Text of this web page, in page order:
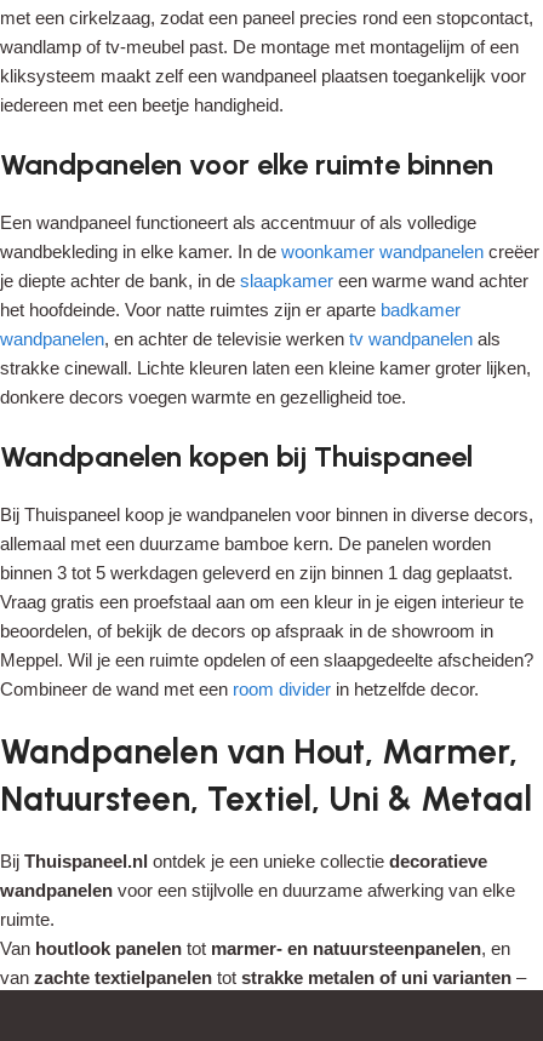
met een cirkelzaag, zodat een paneel precies rond een stopcontact,
wandlamp of tv-meubel past. De montage met montagelijm of een
kliksysteem maakt zelf een wandpaneel plaatsen toegankelijk voor
iedereen met een beetje handigheid.
Wandpanelen voor elke ruimte binnen
Een wandpaneel functioneert als accentmuur of als volledige
wandbekleding in elke kamer. In de woonkamer wandpanelen creëer
je diepte achter de bank, in de slaapkamer een warme wand achter
het hoofdeinde. Voor natte ruimtes zijn er aparte badkamer
wandpanelen, en achter de televisie werken tv wandpanelen als
strakke cinewall. Lichte kleuren laten een kleine kamer groter lijken,
donkere decors voegen warmte en gezelligheid toe.
Wandpanelen kopen bij Thuispaneel
Bij Thuispaneel koop je wandpanelen voor binnen in diverse decors,
allemaal met een duurzame bamboe kern. De panelen worden
binnen 3 tot 5 werkdagen geleverd en zijn binnen 1 dag geplaatst.
Vraag gratis een proefstaal aan om een kleur in je eigen interieur te
beoordelen, of bekijk de decors op afspraak in de showroom in
Meppel. Wil je een ruimte opdelen of een slaapgedeelte afscheiden?
Combineer de wand met een room divider in hetzelfde decor.
Wandpanelen van Hout, Marmer,
Natuursteen, Textiel, Uni & Metaal
Bij Thuispaneel.nl ontdek je een unieke collectie decoratieve
wandpanelen voor een stijlvolle en duurzame afwerking van elke
ruimte.
Van houtlook panelen tot marmer- en natuursteenpanelen, en
van zachte textielpanelen tot strakke metalen of uni varianten –